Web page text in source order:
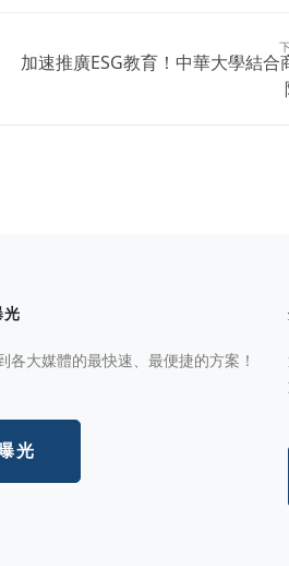
加速推廣ESG教育！中華大學結合
各大媒體的最快速、最便捷的方案！
光